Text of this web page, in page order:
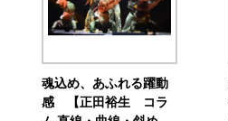
魂込め、あふれる躍動
感 【正田裕生 コラ